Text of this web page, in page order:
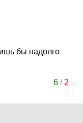
бы надолго
6/ 2